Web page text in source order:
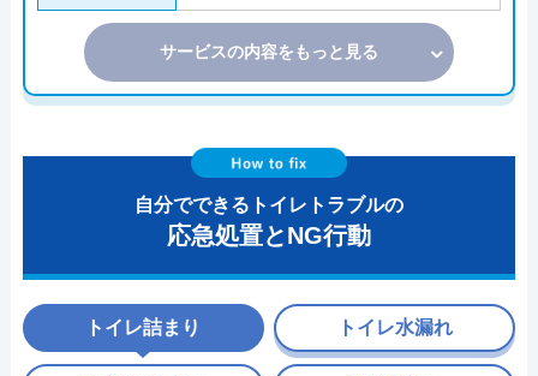
サービスの内容をもっと見る
自分でできるトイレトラブルの
応急処置とNG行動
トイレ詰まり トイレ水漏れ